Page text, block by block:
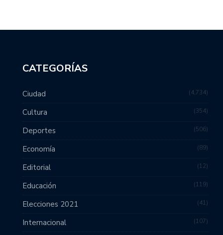
CATEGORÍAS
Ciudad 4,734
Cultura 354
Deportes 506
Economía 89
Editorial 12
Educación 119
Elecciones 2021 41
Internacional 107